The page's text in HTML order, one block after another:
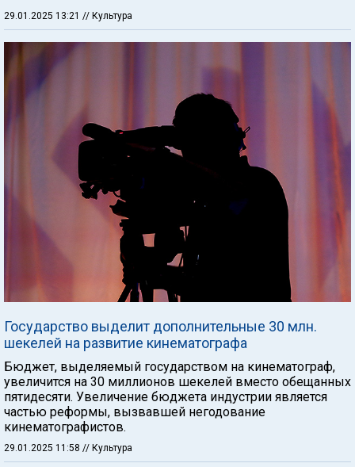
29.01.2025 13:21 // Культура
Государство выделит дополнительные 30 млн.
шекелей на развитие кинематографа
Бюджет, выделяемый государством на кинематограф,
увеличится на 30 миллионов шекелей вместо обещанных
пятидесяти. Увеличение бюджета индустрии является
частью реформы, вызвавшей негодование
кинематографистов.
29.01.2025 11:58 // Культура